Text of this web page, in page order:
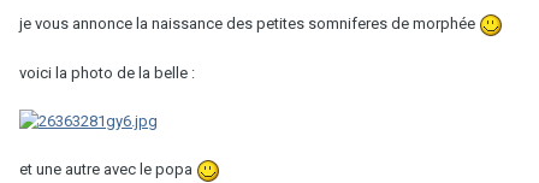
je vous annonce la naissance des petites somniferes de morphée
voici la photo de la belle :
et une autre avec le popa